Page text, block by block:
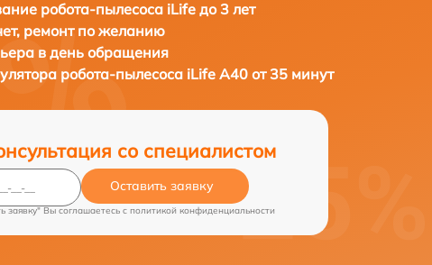
робота-пылесоса iLife до 3 лет
ремонт по желанию
в день обращения
робота-пылесоса iLife A40 от 35 минут
со специалистом
Оставить заявку
заявку" Вы соглашаетесь c политикой конфиденциальности